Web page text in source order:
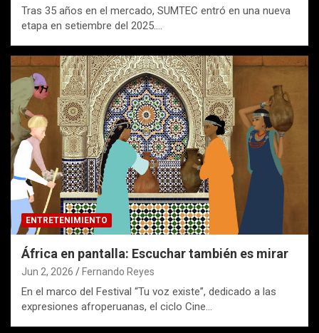
Tras 35 años en el mercado, SUMTEC entró en una nueva
etapa en setiembre del 2025.…
ENTRETENIMIENTO
África en pantalla: Escuchar también es mirar
Jun 2, 2026 Fernando Reyes
En el marco del Festival “Tu voz existe”, dedicado a las
expresiones afroperuanas, el ciclo Cine…